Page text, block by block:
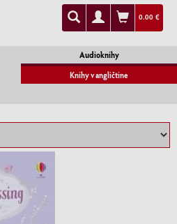
0.00 €
Audioknihy
Knihy v angličtine